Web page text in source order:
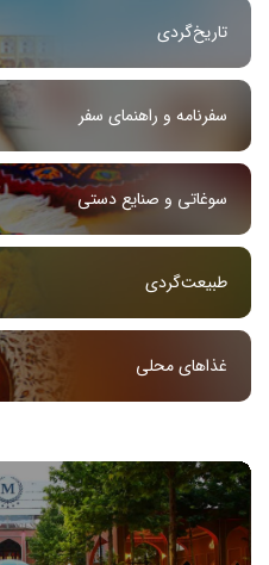
تاریخ‌گردی
سفرنامه و راهنمای سفر
سوغاتی و صنایع دستی
طبیعت‌گردی
غذاهای محلی